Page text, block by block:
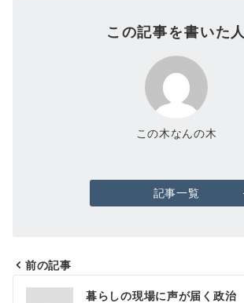
この記事を書いた人
この木なんの木
記事一覧
投
前の記事
暮らしの現場に声が届く政治